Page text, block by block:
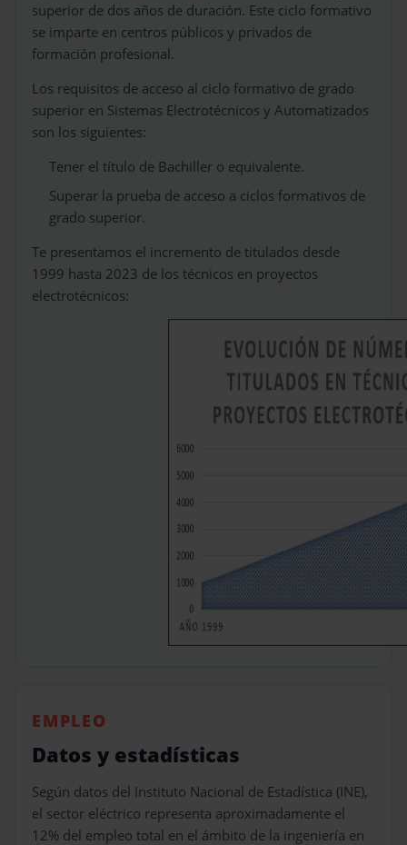
superior de dos años de duración. Este ciclo formativo
se imparte en centros públicos y privados de
formación profesional.
Los requisitos de acceso al ciclo formativo de grado
superior en Sistemas Electrotécnicos y Automatizados
son los siguientes:
Tener el título de Bachiller o equivalente.
Superar la prueba de acceso a ciclos formativos de
grado superior.
Te presentamos el incremento de titulados desde
1999 hasta 2023 de los técnicos en proyectos
electrotécnicos:
EMPLEO
Datos y estadísticas
Según datos del Instituto Nacional de Estadística (INE),
el sector eléctrico representa aproximadamente el
12% del empleo total en el ámbito de la ingeniería en